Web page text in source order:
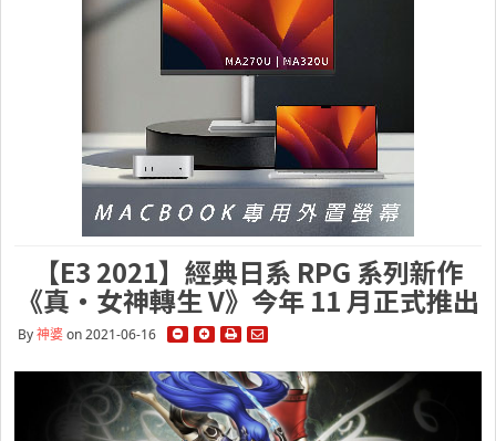
【E3 2021】經典日系 RPG 系列新作
《真・女神轉生 V》今年 11 月正式推出
By神婆on 2021-06-16